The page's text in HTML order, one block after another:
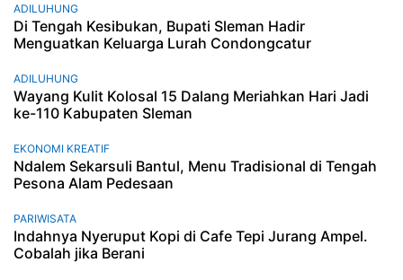
ADILUHUNG
Di Tengah Kesibukan, Bupati Sleman Hadir
Menguatkan Keluarga Lurah Condongcatur
ADILUHUNG
Wayang Kulit Kolosal 15 Dalang Meriahkan Hari Jadi
ke-110 Kabupaten Sleman
EKONOMI KREATIF
Ndalem Sekarsuli Bantul, Menu Tradisional di Tengah
Pesona Alam Pedesaan
PARIWISATA
Indahnya Nyeruput Kopi di Cafe Tepi Jurang Ampel.
Cobalah jika Berani